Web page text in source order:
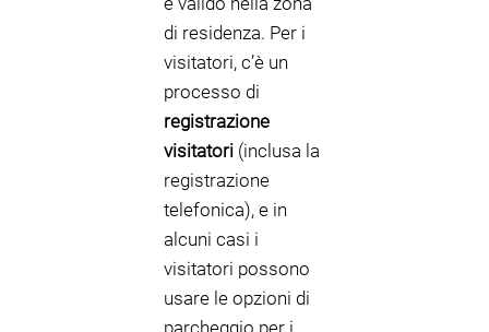
di residenza. Per i
visitatori, c’è un
processo di
registrazione
visitatori (inclusa la
registrazione
telefonica), e in
alcuni casi i
visitatori possono
usare le opzioni di